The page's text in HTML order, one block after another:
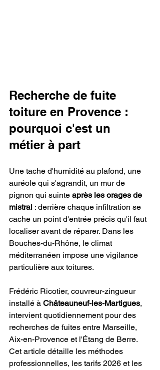
Recherche de fuite
toiture en Provence :
pourquoi c'est un
métier à part
Une tache d'humidité au plafond, une
auréole qui s'agrandit, un mur de
pignon qui suinte après les orages de
mistral : derrière chaque infiltration se
cache un point d'entrée précis qu'il faut
localiser avant de réparer. Dans les
Bouches-du-Rhône, le climat
méditerranéen impose une vigilance
particulière aux toitures.
Frédéric Ricotier, couvreur-zingueur
installé à Châteauneuf-les-Martigues,
intervient quotidiennement pour des
recherches de fuites entre Marseille,
Aix-en-Provence et l'Étang de Berre.
Cet article détaille les méthodes
professionnelles, les tarifs 2026 et les